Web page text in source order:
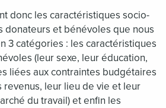
donc les caractéristiques socio-
donateurs et bénévoles que nous
3 catégories : les caractéristiques
(leur sexe, leur éducation,
liées aux contraintes budgétaires
leur lieu de vie et leur
du travail) et enfin les